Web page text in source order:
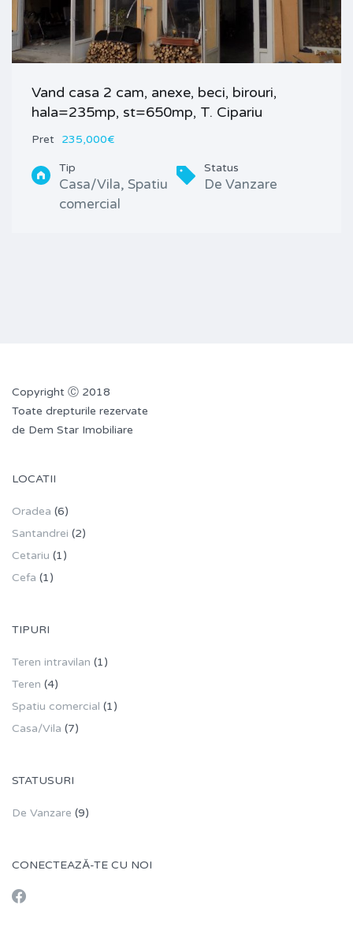
Vand casa 2 cam, anexe, beci, birouri,
hala=235mp, st=650mp, T. Cipariu
Pret 235,000€
Tip
Casa/Vila, Spatiu
comercial
Status
De Vanzare
Copyright Ⓒ 2018
Toate drepturile rezervate
de Dem Star Imobiliare
LOCATII
Oradea (6)
Santandrei (2)
Cetariu (1)
Cefa (1)
TIPURI
Teren intravilan (1)
Teren (4)
Spatiu comercial (1)
Casa/Vila (7)
STATUSURI
De Vanzare (9)
CONECTEAZĂ-TE CU NOI